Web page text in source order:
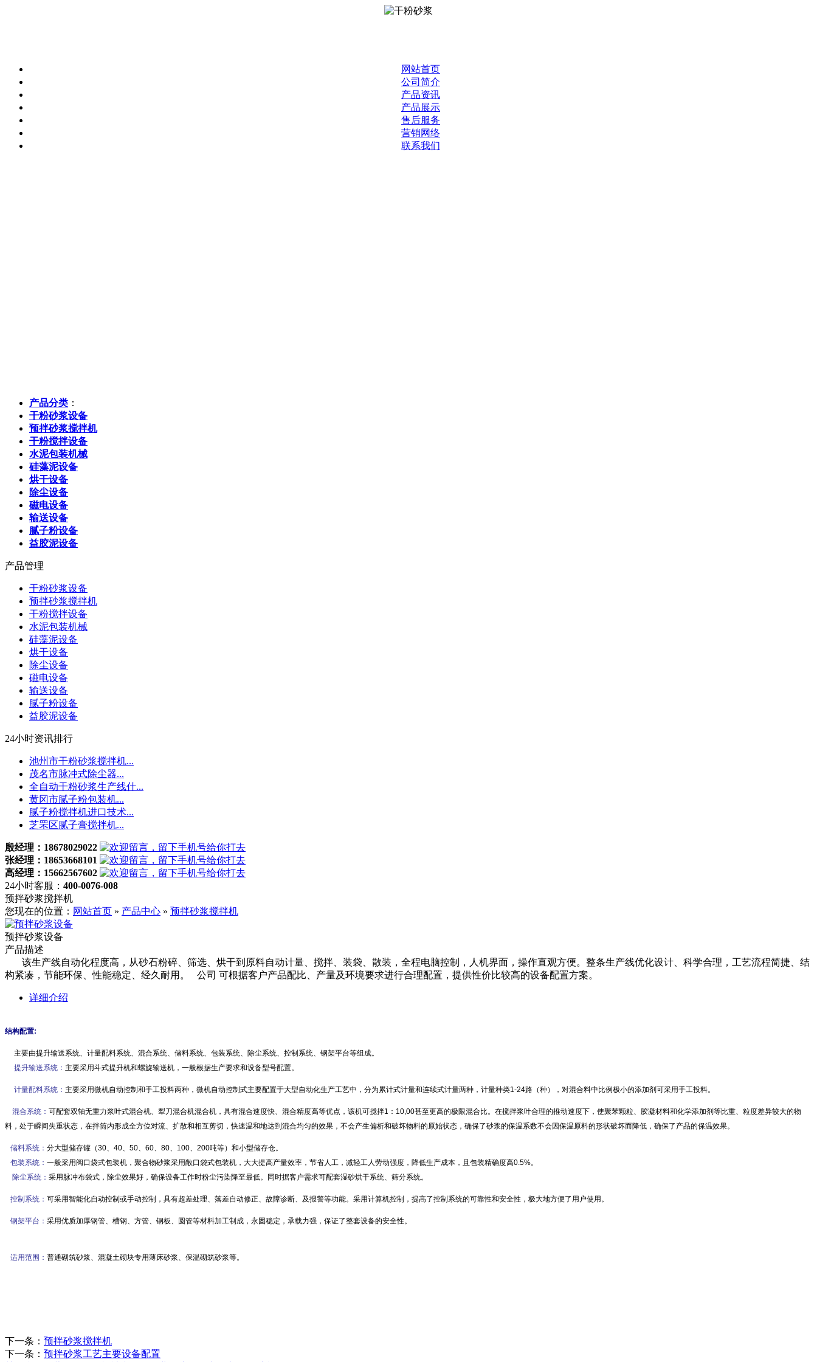
网站首页
公司简介
产品资讯
产品展示
售后服务
营销网络
联系我们
产品分类 ：
干粉砂浆设备
预拌砂浆搅拌机
干粉搅拌设备
水泥包装机械
硅藻泥设备
烘干设备
除尘设备
磁电设备
输送设备
腻子粉设备
益胶泥设备
产品管理
干粉砂浆设备
预拌砂浆搅拌机
干粉搅拌设备
水泥包装机械
硅藻泥设备
烘干设备
除尘设备
磁电设备
输送设备
腻子粉设备
益胶泥设备
24小时资讯排行
池州市干粉砂浆搅拌机...
茂名市脉冲式除尘器...
全自动干粉砂浆生产线什...
黄冈市腻子粉包装机...
腻子粉搅拌机进口技术...
芝罘区腻子膏搅拌机...
殷经理：18678029022
张经理：18653668101
高经理：15662567602
24小时客服： 400-0076-008
预拌砂浆搅拌机
您现在的位置： 网站首页 » 产品中心 » 预拌砂浆搅拌机
预拌砂浆设备
产品描述
该生产线自动化程度高，从砂石粉碎、筛选、烘干到原料自动计量、搅拌、装袋、散装，全程电脑控制，人机界面，操作直观方便。整条生产线优化设计、科学合理，工艺流程简捷、结
构紧凑，节能环保、性能稳定、经久耐用。 公司 可根据客户产品配比、产量及环境要求进行合理配置，提供性价比较高的设备配置方案。
详细介绍
结构配置:
主要由提升输送系统、计量配料系统、混合系统、储料系统、包装系统、除尘系统、控制系统、钢架平台等组成。
提升输送系统： 主要采用斗式提升机和螺旋输送机，一般根据生产要求和设备型号配置。
计量配料系统： 主要采用微机自动控制和手工投料两种，微机自动控制式主要配置于大型自动化生产工艺中，分为累计式计量和连续式计量两种，计量种类1-24路（种），对混合料中比例极小的添加剂可采用手工投料。
混合系统： 可配套双轴无重力浆叶式混合机、犁刀混合机混合机，具有混合速度快、混合精度高等优点，该机可搅拌1：10,00甚至更高的极限混合比。在搅拌浆叶合理的推动速度下，使聚苯颗粒、胶凝材料和化学添加剂等比重、粒度差异较大的物
料，处于瞬间失重状态，在拌筒内形成全方位对流、扩散和相互剪切，快速温和地达到混合均匀的效果，不会产生偏析和破坏物料的原始状态，确保了砂浆的保温系数不会因保温原料的形状破坏而降低，确保了产品的保温效果。
储料系统： 分大型储存罐（30、40、50、60、80、100、200吨等）和小型储存仓。
包装系统： 一般采用阀口袋式包装机，聚合物砂浆采用敞口袋式包装机，大大提高产量效率，节省人工，减轻工人劳动强度，降低生产成本，且包装精确度高0.5%。
除尘系统： 采用脉冲布袋式，除尘效果好，确保设备工作时粉尘污染降至最低。同时据客户需求可配套湿砂烘干系统、筛分系统。
控制系统： 可采用智能化自动控制或手动控制，具有超差处理、落差自动修正、故障诊断、及报警等功能。采用计算机控制，提高了控制系统的可靠性和安全性，极大地方便了用户使用。
钢架平台： 采用优质加厚钢管、槽钢、方管、钢板、圆管等材料加工制成，永固稳定，承载力强，保证了整套设备的安全性。
适用范围： 普通砌筑砂浆、混凝土砌块专用薄床砂浆、保温砌筑砂浆等。
下一条： 预拌砂浆搅拌机
下一条： 预拌砂浆工艺主要设备配置